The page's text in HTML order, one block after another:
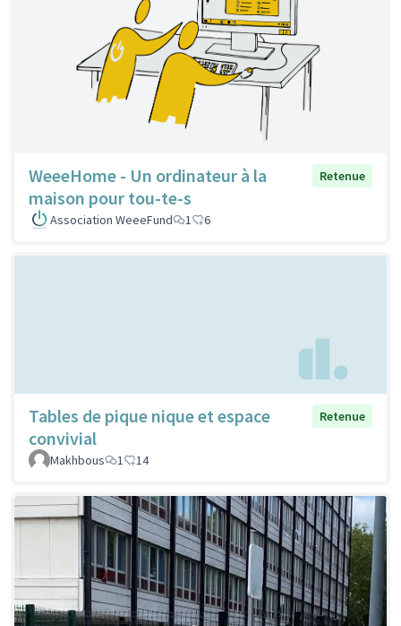
WeeeHome - Un ordinateur à la
maison pour tou-te-s
Retenue
Association WeeeFund 1 6
Tables de pique nique et espace
convivial
Retenue
Makhbous 1 14